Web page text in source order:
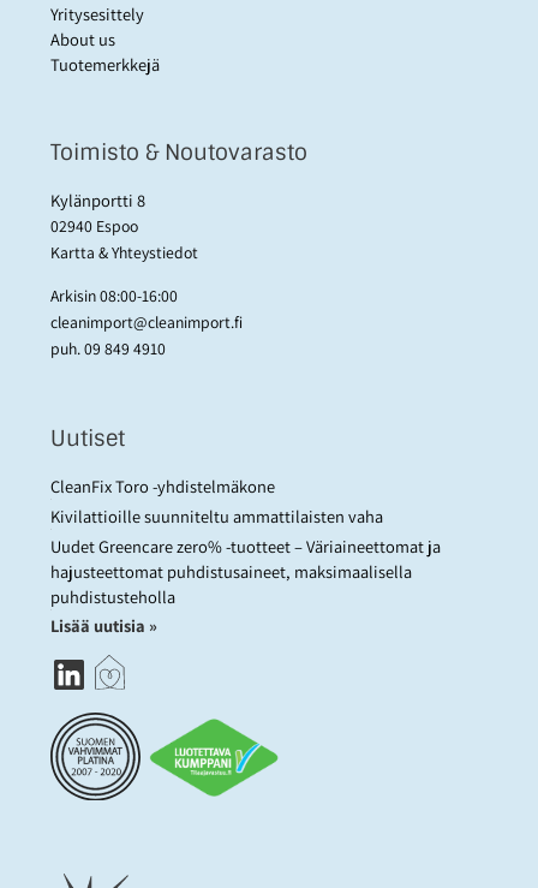
Yritysesittely
About us
Tuotemerkkejä
Toimisto & Noutovarasto
Kylänportti 8
02940 Espoo
Kartta & Yhteystiedot
Arkisin 08:00-16:00
cleanimport@cleanimport.fi
puh.09 849 4910
Uutiset
CleanFix Toro -yhdistelmäkone
Kivilattioille suunniteltu ammattilaisten vaha
Uudet Greencare zero% -tuotteet – Väriaineettomat ja
hajusteettomat puhdistusaineet, maksimaalisella
puhdistusteholla
Lisää uutisia »